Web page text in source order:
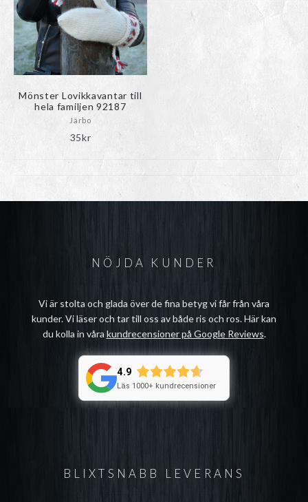
Mönster Lovikkavantar till
hela familjen 92187
Järbo
35kr
BLIXTSNABB LEVERANS
NÖJDA KUNDER
Vi är stolta och glada över de fina betyg vi får från våra
kunder. Vi läser och tar till oss av både ris och ros. Här kan
du kolla in våra kundrecensioner på Google Reviews.
4.9
Läs 1000+ kundrecensioner